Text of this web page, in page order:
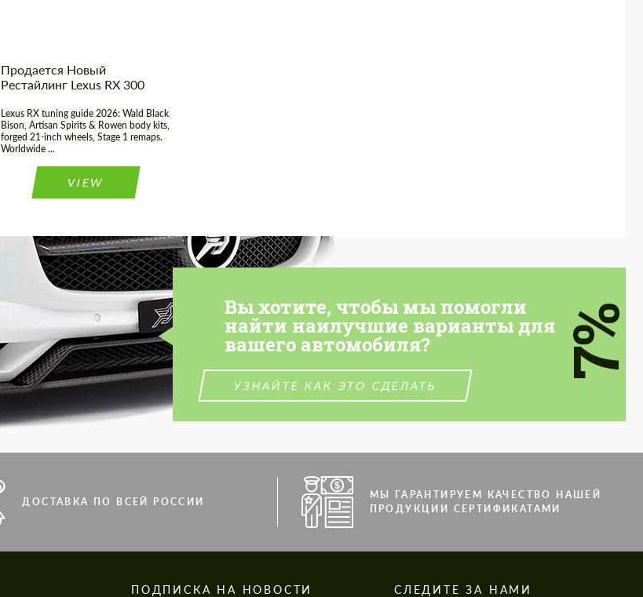
Продается Новый
Рестайлинг Lexus RX 300
Lexus RX tuning guide 2026: Wald Black
Bison, Artisan Spirits & Rowen body kits,
forged 21-inch wheels, Stage 1 remaps.
Worldwide ...
VIEW
Вы хотите, чтобы мы помогли
найти наилучшие варианты для
вашего автомобиля?
УЗНАЙТЕ КАК ЭТО СДЕЛАТЬ
7%
ДОСТАВКА ПО ВСЕЙ РОССИИ
МЫ ГАРАНТИРУЕМ КАЧЕСТВО НАШЕЙ
ПРОДУКЦИИ СЕРТИФИКАТАМИ
ПОДПИСКА НА НОВОСТИ СЛЕДИТЕ ЗА НАМИ